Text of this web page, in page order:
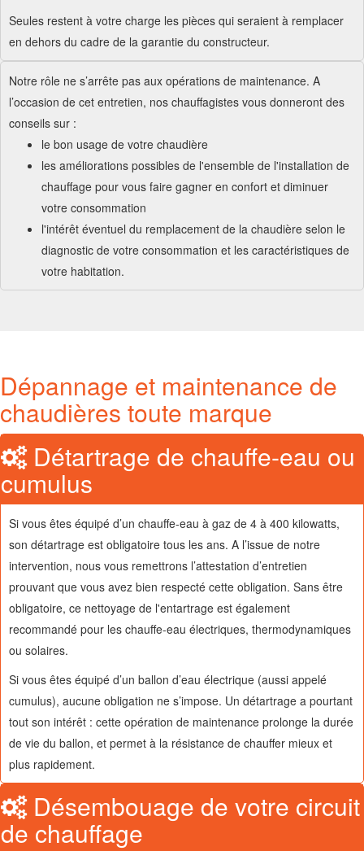
Seules restent à votre charge les pièces qui seraient à remplacer
en dehors du cadre de la garantie du constructeur.
Notre rôle ne s’arrête pas aux opérations de maintenance. A
l’occasion de cet entretien, nos chauffagistes vous donneront des
conseils sur :
le bon usage de votre chaudière
les améliorations possibles de l'ensemble de l'installation de
chauffage pour vous faire gagner en confort et diminuer
votre consommation
l'intérêt éventuel du remplacement de la chaudière selon le
diagnostic de votre consommation et les caractéristiques de
votre habitation.
Dépannage et maintenance de
chaudières toute marque
Détartrage de chauffe-eau ou
cumulus
Si vous êtes équipé d’un chauffe-eau à gaz de 4 à 400 kilowatts,
son détartrage est obligatoire tous les ans. A l’issue de notre
intervention, nous vous remettrons l’attestation d’entretien
prouvant que vous avez bien respecté cette obligation. Sans être
obligatoire, ce nettoyage de l'entartrage est également
recommandé pour les chauffe-eau électriques, thermodynamiques
ou solaires.
Si vous êtes équipé d’un ballon d’eau électrique (aussi appelé
cumulus), aucune obligation ne s’impose. Un détartrage a pourtant
tout son intérêt : cette opération de maintenance prolonge la durée
de vie du ballon, et permet à la résistance de chauffer mieux et
plus rapidement.
Désembouage de votre circuit
de chauffage